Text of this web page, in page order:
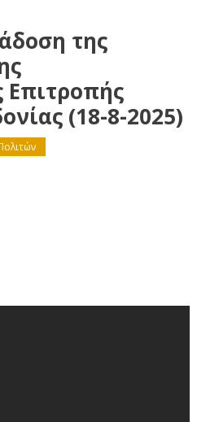
της
Επιτροπής
(18-8-2025)